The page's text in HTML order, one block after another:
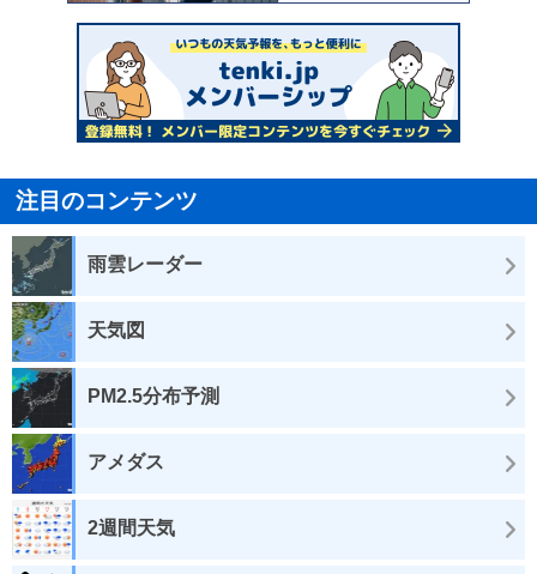
注目のコンテンツ
雨雲レーダー
天気図
PM2.5分布予測
アメダス
2週間天気